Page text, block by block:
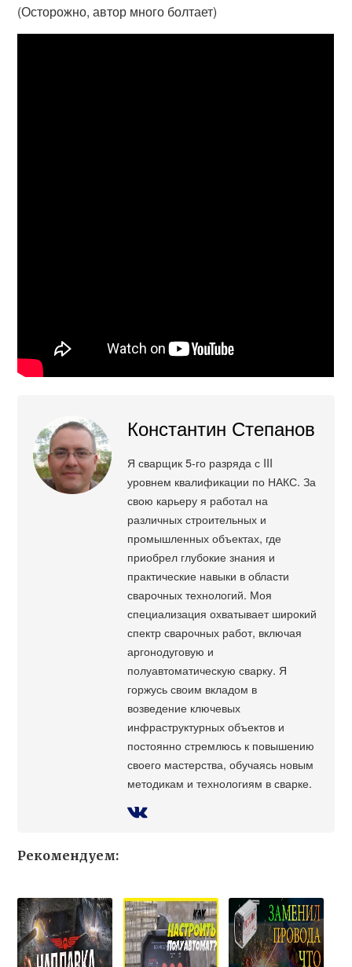
(Осторожно, автор много болтает)
Константин Степанов
Я сварщик 5-го разряда с III
уровнем квалификации по НАКС. За
свою карьеру я работал на
различных строительных и
промышленных объектах, где
приобрел глубокие знания и
практические навыки в области
сварочных технологий. Моя
специализация охватывает широкий
спектр сварочных работ, включая
аргонодуговую и
полуавтоматическую сварку. Я
горжусь своим вкладом в
возведение ключевых
инфраструктурных объектов и
постоянно стремлюсь к повышению
своего мастерства, обучаясь новым
методикам и технологиям в сварке.
Рекомендуем: